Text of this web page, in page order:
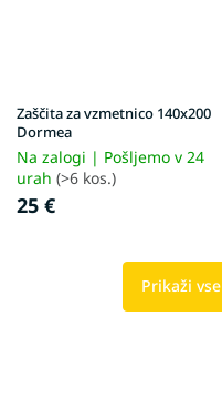
Zaščita za vzmetnico 140x200
Dormea
Na zalogi | Pošljemo v 24
urah (>6 kos.)
25 €
Prikaži